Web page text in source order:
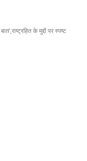
के मुद्दों पर स्पष्ट